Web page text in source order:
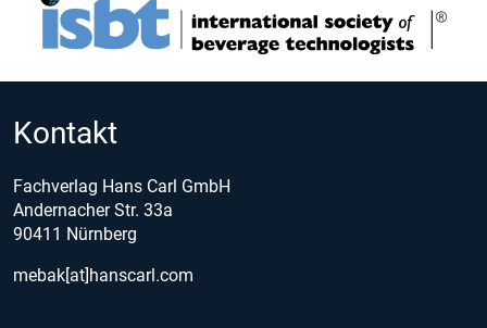
Kontakt
Fachverlag Hans Carl GmbH
Andernacher Str. 33a
90411 Nürnberg
mebak[at]hanscarl.com